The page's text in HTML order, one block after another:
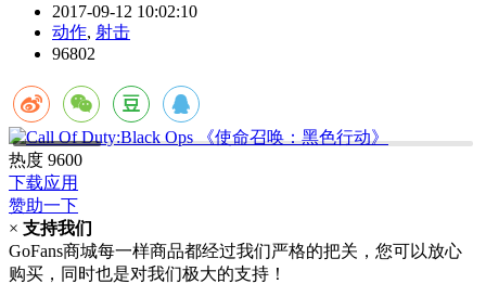
2017-09-12 10:02:10
动作, 射击
96802
热度 9600
下载应用
赞助一下
× 支持我们
GoFans商城每一样商品都经过我们严格的把关，您可以放心
购买，同时也是对我们极大的支持！